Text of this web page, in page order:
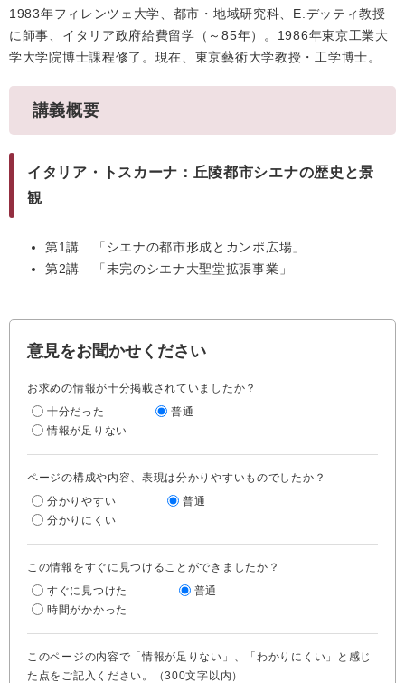
1983年フィレンツェ大学、都市・地域研究科、E.デッティ教授
に師事、イタリア政府給費留学（～85年）。1986年東京工業大
学大学院博士課程修了。現在、東京藝術大学教授・工学博士。
講義概要
イタリア・トスカーナ：丘陵都市シエナの歴史と景
観
第1講 「シエナの都市形成とカンポ広場」
第2講 「未完のシエナ大聖堂拡張事業」
意見をお聞かせください
お求めの情報が十分掲載されていましたか？
十分だった
普通
情報が足りない
ページの構成や内容、表現は分かりやすいものでしたか？
分かりやすい
普通
分かりにくい
この情報をすぐに見つけることができましたか？
すぐに見つけた
普通
時間がかかった
このページの内容で「情報が足りない」、「わかりにくい」と感じ
た点をご記入ください。（300文字以内）